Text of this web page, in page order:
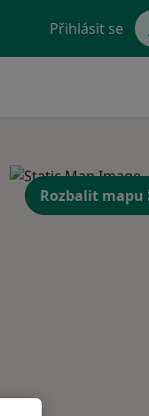
Přihlásit se
Rozbalit mapu